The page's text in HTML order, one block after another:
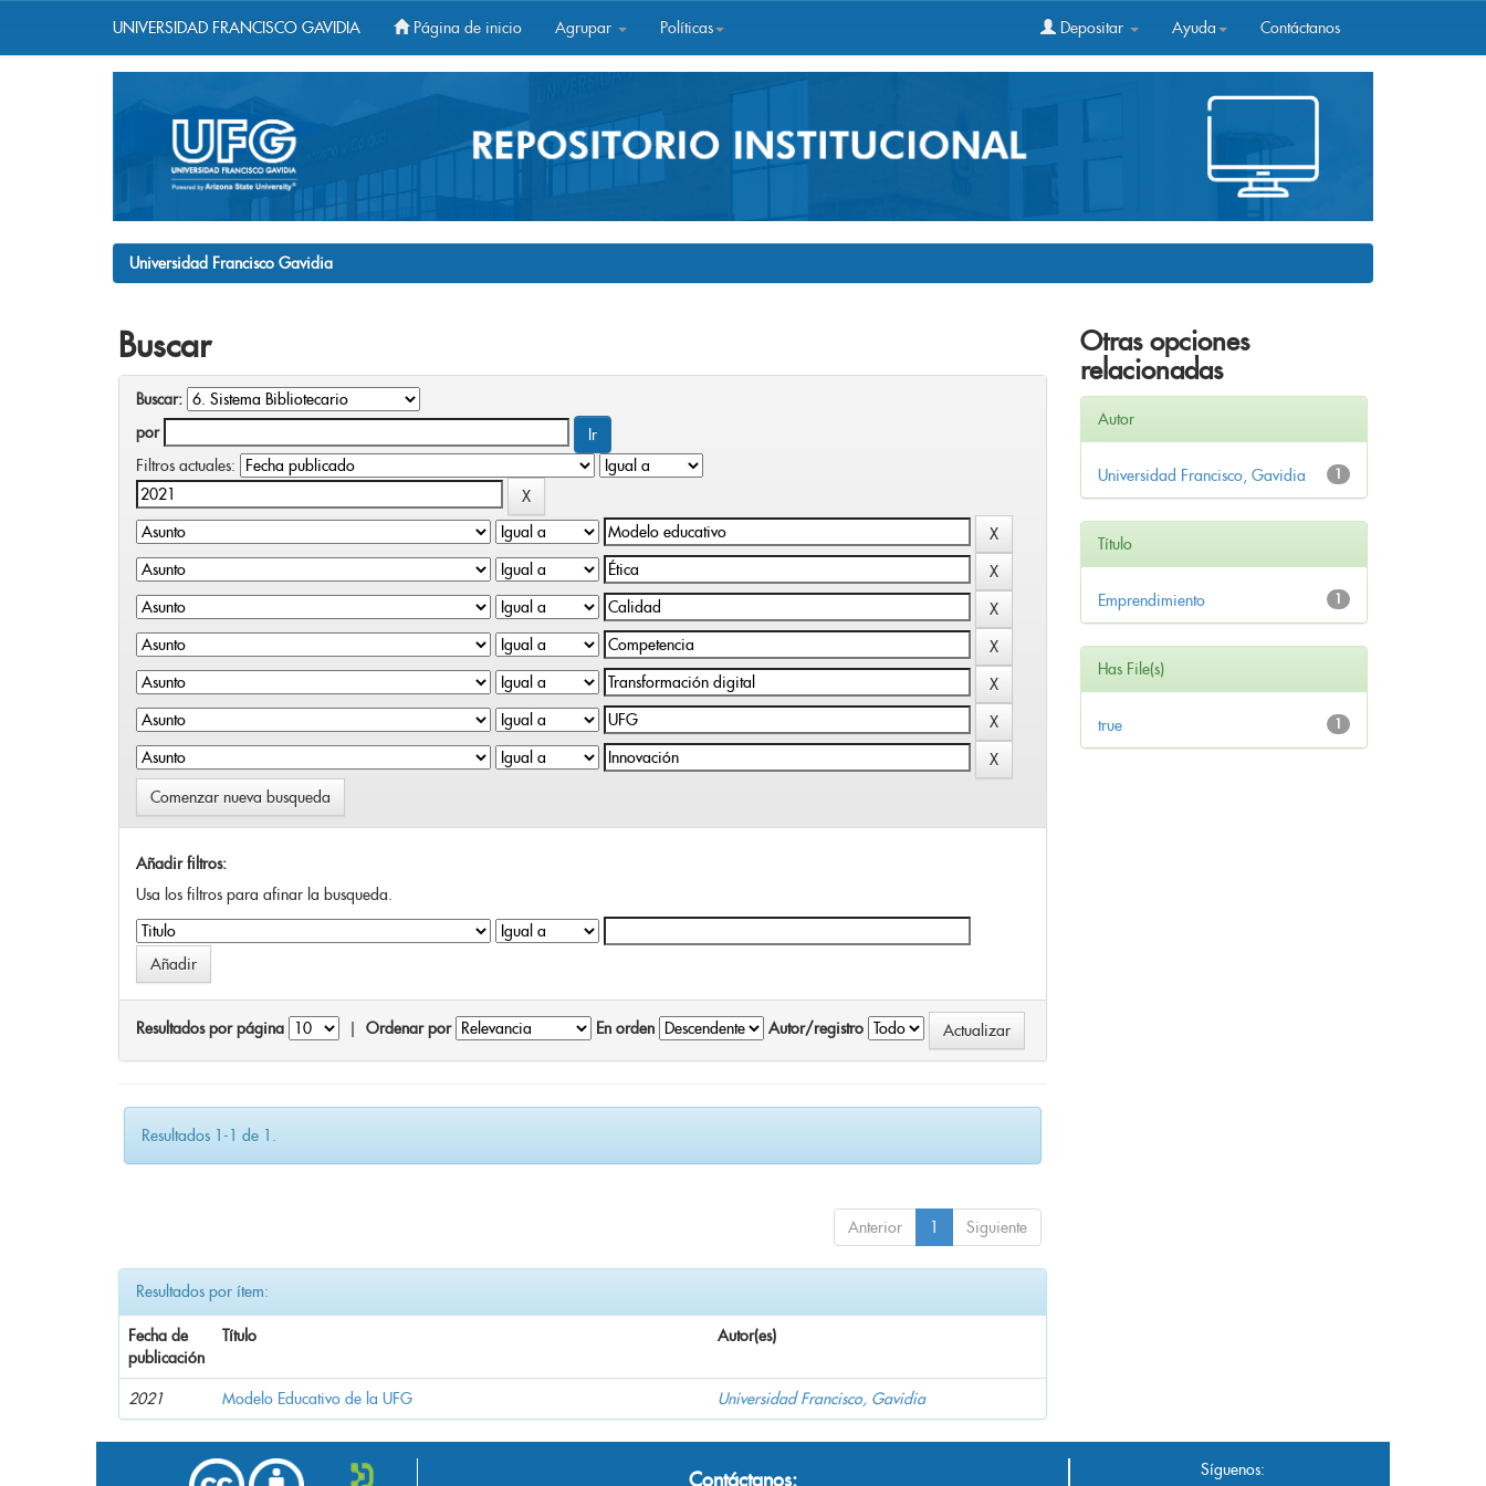
UNIVERSIDAD FRANCISCO GAVIDIA Página de inicio Agrupar Políticas Depositar Ayuda Contáctanos
Universidad Francisco Gavidia
Buscar
Buscar:
por
Filtros actuales:
Comenzar nueva busqueda
Añadir filtros:
Usa los filtros para afinar la busqueda.
Resultados por página Ordenar por En orden Autor/registro
Resultados 1-1 de 1.
Anterior 1 Siguiente
Resultados por ítem:
Fecha de
publicación
Título Autor(es)
2021 Modelo Educativo de la UFG Universidad Francisco, Gavidia
Otras opciones
relacionadas
Autor
1
Universidad Francisco, Gavidia
Título
1
Emprendimiento
Has File(s)
1
true
Contáctanos: Síguenos: